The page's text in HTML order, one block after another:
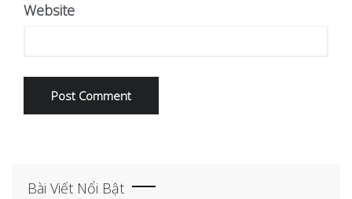
Website
Bài Viết Nổi Bật